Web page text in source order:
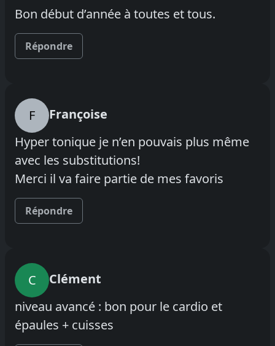
Bon début d’année à toutes et tous.
Répondre
F
Françoise
Hyper tonique je n’en pouvais plus même
avec les substitutions!
Merci il va faire partie de mes favoris
Répondre
C
Clément
niveau avancé : bon pour le cardio et
épaules + cuisses